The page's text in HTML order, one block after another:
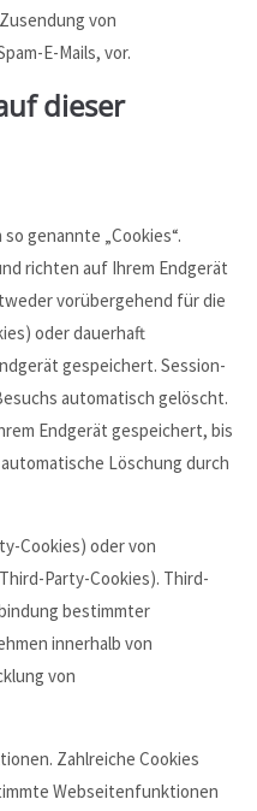
von
E-Mails, vor.
dieser
genannte „Cookies“.
richten auf Ihrem Endgerät
vorübergehend für die
oder dauerhaft
gespeichert. Session-
automatisch gelöscht.
Endgerät gespeichert, bis
Löschung durch
Cookies) oder von
Party-Cookies). Third-
bestimmter
innerhalb von
von
Zahlreiche Cookies
Webseitenfunktionen